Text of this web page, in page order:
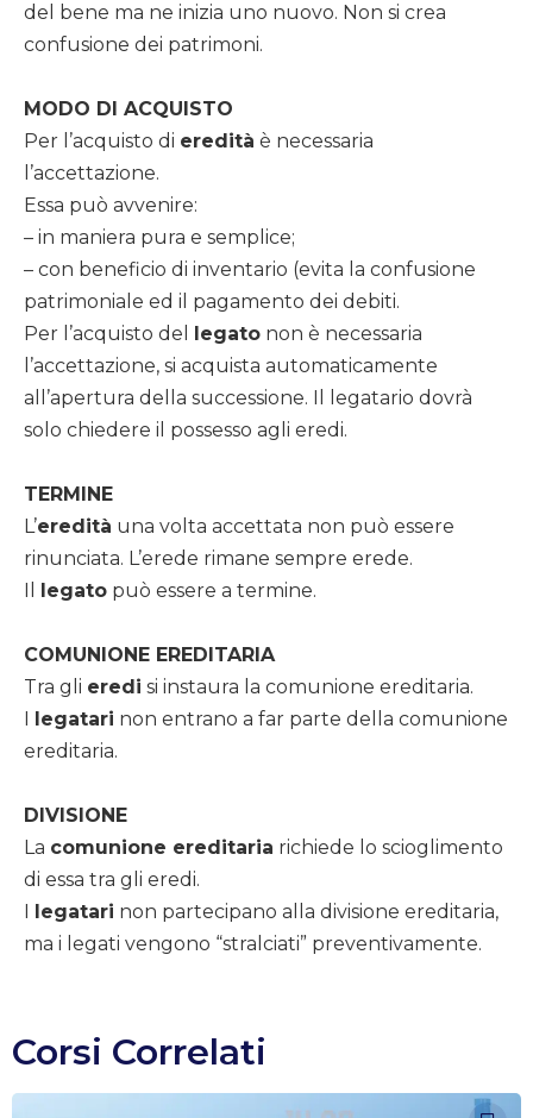
del bene ma ne inizia uno nuovo. Non si crea
confusione dei patrimoni.
MODO DI ACQUISTO
Per l’acquisto di eredità è necessaria
l’accettazione.
Essa può avvenire:
– in maniera pura e semplice;
– con beneficio di inventario (evita la confusione
patrimoniale ed il pagamento dei debiti.
Per l’acquisto del
legato non è necessaria
l’accettazione, si acquista automaticamente
all’apertura della successione. Il legatario dovrà
solo chiedere il possesso agli eredi.
TERMINE
L’eredità una volta accettata non può essere
rinunciata. L’erede rimane sempre erede.
legato può essere a termine.
COMUNIONE EREDITARIA
Tra gli eredi si instaura la comunione ereditaria.
legatari non entrano a far parte della comunione
ereditaria.
DIVISIONE
La comunione ereditaria richiede lo scioglimento
di essa tra gli eredi.
legatari non partecipano alla divisione ereditaria,
ma i legati vengono “stralciati” preventivamente.
Corsi Correlati